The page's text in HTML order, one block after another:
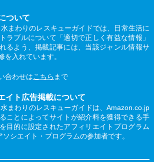
ついて
まわりのレスキューガイドでは、日常生活に
ラブルについて「適切で正しく有益な情報」
るよう、掲載記事には、当該ジャンル情報サ
を入れています。
合わせはこちら まで
イト広告掲載について
まわりのレスキューガイドは、Amazon.co.jp
ことによってサイトが紹介料を獲得できる手
目的に設定されたアフィリエイトプログラム
シエイト・プログラムの参加者です。